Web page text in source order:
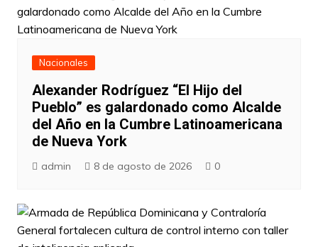
Nacionales
Alexander Rodríguez “El Hijo del
Pueblo” es galardonado como Alcalde
del Año en la Cumbre Latinoamericana
de Nueva York
admin 8 de agosto de 2026 0